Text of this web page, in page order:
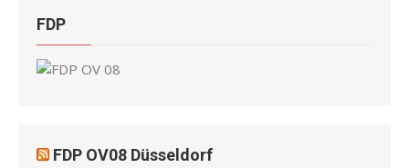
FDP
FDP OV08 Düsseldorf